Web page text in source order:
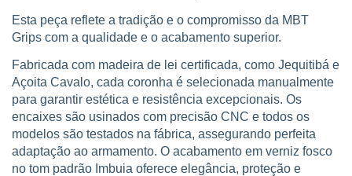
Esta peça reflete a tradição e o compromisso da MBT
Grips com a qualidade e o acabamento superior.
Fabricada com madeira de lei certificada, como Jequitibá e
Açoita Cavalo, cada coronha é selecionada manualmente
para garantir estética e resistência excepcionais. Os
encaixes são usinados com precisão CNC e todos os
modelos são testados na fábrica, assegurando perfeita
adaptação ao armamento. O acabamento em verniz fosco
no tom padrão Imbuia oferece elegância, proteção e